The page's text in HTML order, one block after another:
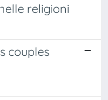
religioni
couples